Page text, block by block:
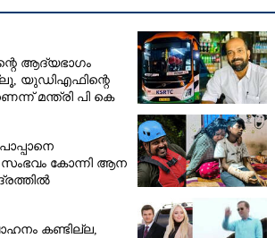
ആദ്യഭാഗം
യുഡിഎഫിന്റെ
മന്ത്രി പി കെ
സംഭവം കോന്നി ആന
കണ്ടില്ല,
ഓർമ്മിക്കാൻ